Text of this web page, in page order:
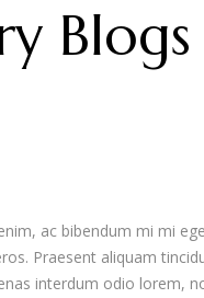
Blogs
ac bibendum mi mi
Praesent aliquam
interdum odio lorem,